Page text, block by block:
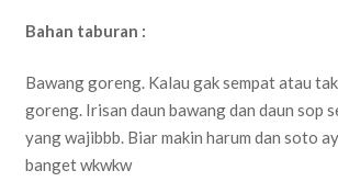
Bahan taburan :
Bawang goreng. Kalau gak sempat atau
goreng. Irisan daun bawang dan daun sop
yang wajibbb. Biar makin harum dan soto
banget wkwkw